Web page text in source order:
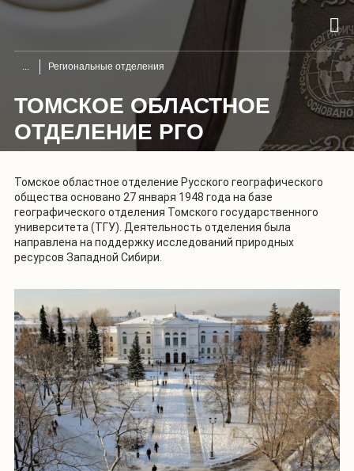
Региональные отделения
ТОМСКОЕ ОБЛАСТНОЕ
ОТДЕЛЕНИЕ РГО
Томское областное отделение Русского географического
общества основано 27 января 1948 года на базе
географического отделения Томского государственного
университета (ТГУ). Деятельность отделения была
направлена на поддержку исследований природных
ресурсов Западной Сибири.